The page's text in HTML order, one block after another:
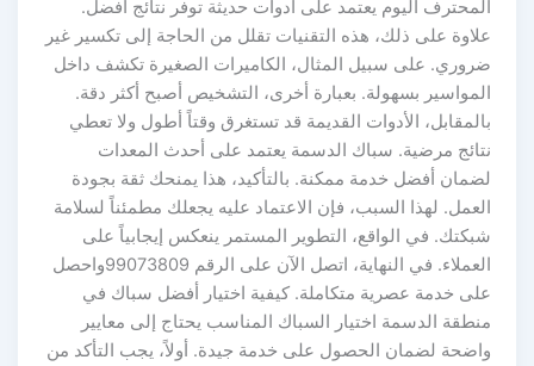
المحترف اليوم يعتمد على أدوات حديثة توفر نتائج أفضل.
علاوة على ذلك، هذه التقنيات تقلل من الحاجة إلى تكسير غير
ضروري. على سبيل المثال، الكاميرات الصغيرة تكشف داخل
المواسير بسهولة. بعبارة أخرى، التشخيص أصبح أكثر دقة.
بالمقابل، الأدوات القديمة قد تستغرق وقتاً أطول ولا تعطي
نتائج مرضية. سباك الدسمة يعتمد على أحدث المعدات
لضمان أفضل خدمة ممكنة. بالتأكيد، هذا يمنحك ثقة بجودة
العمل. لهذا السبب، فإن الاعتماد عليه يجعلك مطمئناً لسلامة
شبكتك. في الواقع، التطوير المستمر ينعكس إيجابياً على
العملاء. في النهاية، اتصل الآن على الرقم 99073809واحصل
على خدمة عصرية متكاملة. كيفية اختيار أفضل سباك في
منطقة الدسمة اختيار السباك المناسب يحتاج إلى معايير
واضحة لضمان الحصول على خدمة جيدة. أولاً، يجب التأكد من